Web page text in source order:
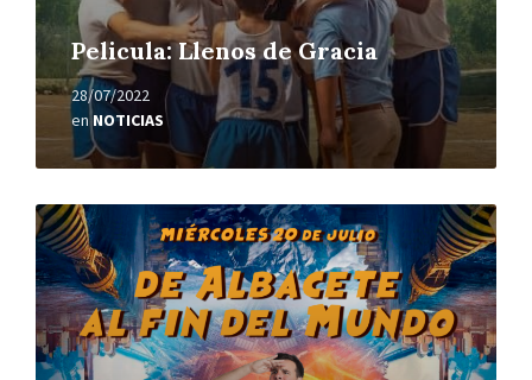
Pelicula: Llenos de Gracia
28/07/2022
en NOTICIAS
Leer
más